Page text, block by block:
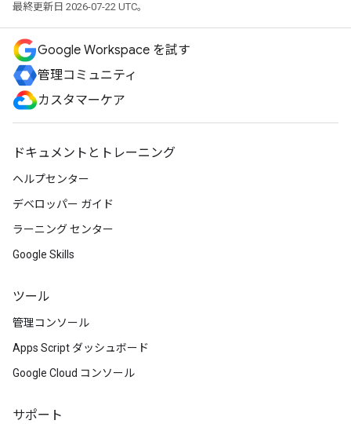
最終更新日 2026-07-22 UTC。
Google Workspace を試す
管理コミュニティ
カスタマーケア
ドキュメントとトレーニング
ヘルプセンター
デベロッパー ガイド
ラーニング センター
Google Skills
ツール
管理コンソール
Apps Script ダッシュボード
Google Cloud コンソール
サポート